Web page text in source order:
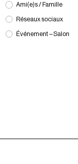
Ami(e)s / Famille
Réseaux sociaux
Événement – Salon